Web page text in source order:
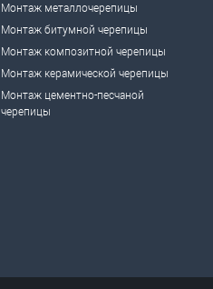
Монтаж металлочерепицы
Монтаж битумной черепицы
Монтаж композитной черепицы
Монтаж керамической черепицы
Монтаж цементно-песчаной
черепицы